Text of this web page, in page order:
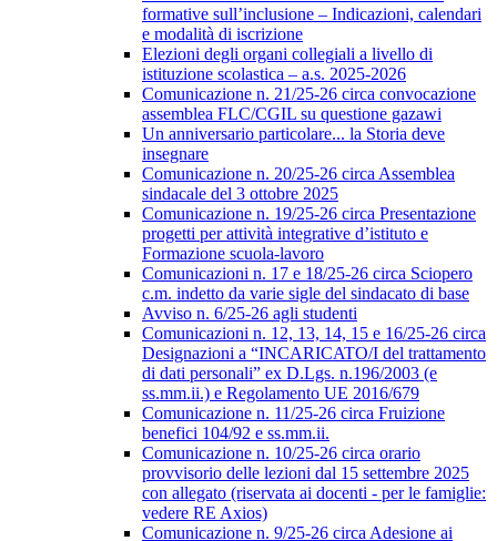
formative sull’inclusione – Indicazioni, calendari
e modalità di iscrizione
Elezioni degli organi collegiali a livello di
istituzione scolastica – a.s. 2025-2026
Comunicazione n. 21/25-26 circa convocazione
assemblea FLC/CGIL su questione gazawi
Un anniversario particolare... la Storia deve
insegnare
Comunicazione n. 20/25-26 circa Assemblea
sindacale del 3 ottobre 2025
Comunicazione n. 19/25-26 circa Presentazione
progetti per attività integrative d’istituto e
Formazione scuola-lavoro
Comunicazioni n. 17 e 18/25-26 circa Sciopero
c.m. indetto da varie sigle del sindacato di base
Avviso n. 6/25-26 agli studenti
Comunicazioni n. 12, 13, 14, 15 e 16/25-26 circa
Designazioni a “INCARICATO/I del trattamento
di dati personali” ex D.Lgs. n.196/2003 (e
ss.mm.ii.) e Regolamento UE 2016/679
Comunicazione n. 11/25-26 circa Fruizione
benefici 104/92 e ss.mm.ii.
Comunicazione n. 10/25-26 circa orario
provvisorio delle lezioni dal 15 settembre 2025
con allegato (riservata ai docenti - per le famiglie:
vedere RE Axios)
Comunicazione n. 9/25-26 circa Adesione ai